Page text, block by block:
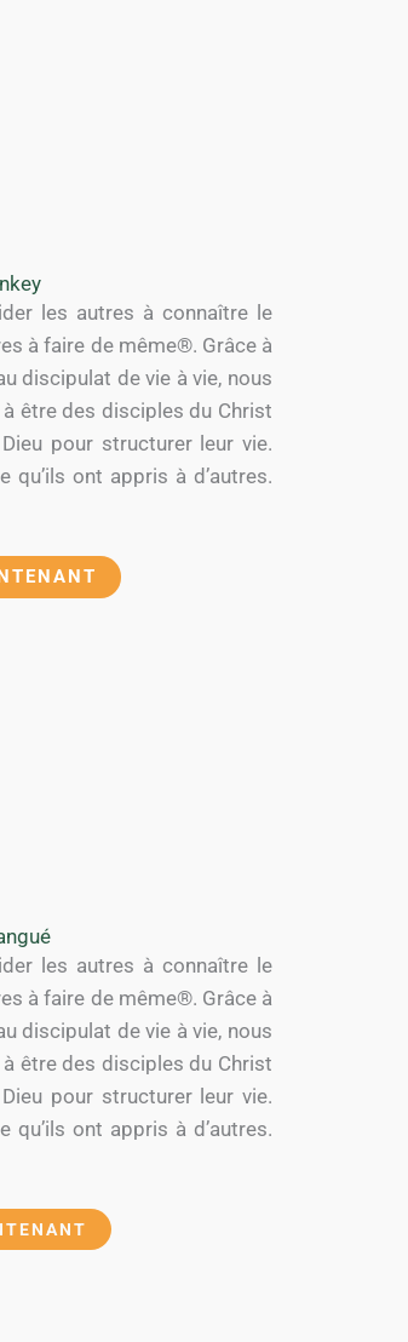
les autres à connaître le
à faire de même®. Grâce à
discipulat de vie à vie, nous
être des disciples du Christ
pour structurer leur vie.
ont appris à d’autres.
les autres à connaître le
à faire de même®. Grâce à
discipulat de vie à vie, nous
être des disciples du Christ
pour structurer leur vie.
ont appris à d’autres.